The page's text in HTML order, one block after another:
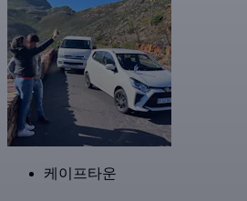
케이프타운